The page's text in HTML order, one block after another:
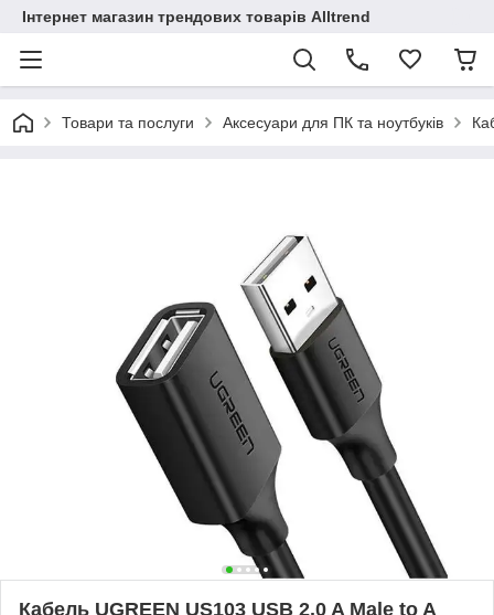
Інтернет магазин трендових товарів Alltrend
Товари та послуги Аксесуари для ПК та ноутбуків
Кабель UGREEN US103 USB 2.0 A Male to A